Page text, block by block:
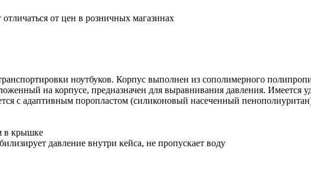
от цен в розничных магазинах
ноутбуков. Корпус выполнен из сополимерного
на корпусе, предназначен для выравнивания давления. Имеется
с адаптивным поропластом (силиконовый насеченный
в крышке
давление внутри кейса, не пропускает воду